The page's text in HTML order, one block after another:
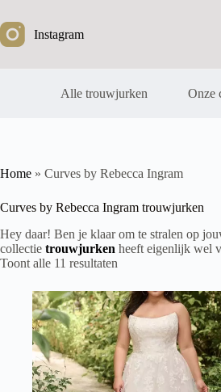
naar
de
inhoud
Instagram
Alle trouwjurken Onze
Home » Curves by Rebecca Ingram
Curves by Rebecca Ingram trouwjurken
Hey daar! Ben je klaar om te stralen op
collectie trouwjurken heeft eigenlijk wel
Toont alle 11 resultaten
nieuwste